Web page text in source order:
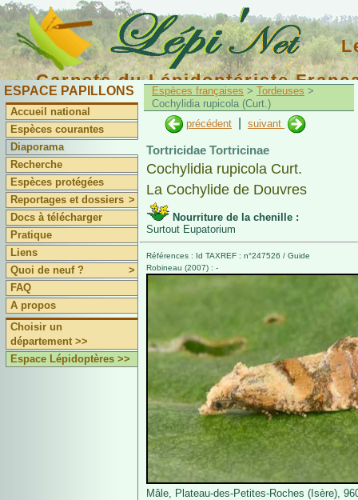
Carnets du Lépidoptériste
ESPACE PAPILLONS
Accueil national
Espèces courantes
Diaporama
Recherche
Espèces protégées
Reportages et dossiers >
Docs à télécharger
Pratique
Liens
Quoi de neuf ?
>
FAQ
A propos
Choisir un
département >>
Espace Lépidoptères >>
Espèces françaises > Tordeuses >
Cochylidia rupicola (Curt.)
précédent
suivant
Tortricidae Tortricinae
Cochylidia rupicola Curt.
La Cochylide de Douvres
Nourriture de la chenille :
Surtout Eupatorium
Références : Id TAXREF : n°247526 / Guide
Robineau (2007) : -
Mâle, Plateau-des-Petites-Roches (Isère),